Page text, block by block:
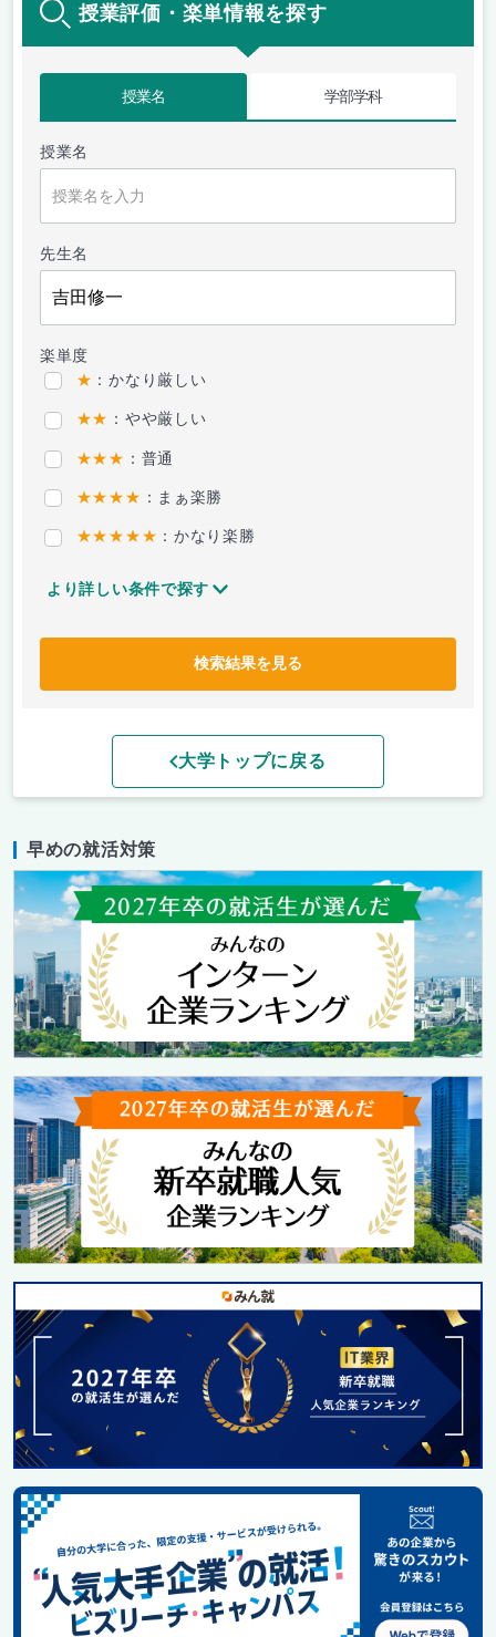
授業評価・楽単情報を探す
授業名 学部学科
授業名
先生名
楽単度
★ ：かなり厳しい
★★ ：やや厳しい
★★★ ：普通
★★★★ ：まぁ楽勝
★★★★★ ：かなり楽勝
より詳しい条件で探す
検索結果を見る
大学トップに戻る
早めの就活対策